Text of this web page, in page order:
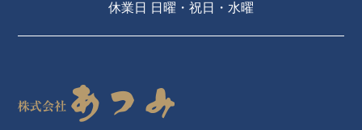
休業日 日曜・祝日・水曜